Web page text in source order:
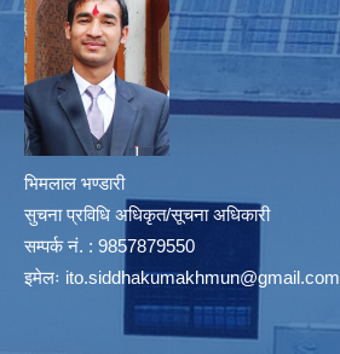
भिमलाल भण्डारी
सुचना प्रविधि अधिकृत/सूचना अधिकारी
सम्पर्क नं. : 9857879550
इमेलः ito.siddhakumakhmun@gmail.com